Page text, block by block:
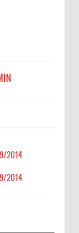
2014
2014